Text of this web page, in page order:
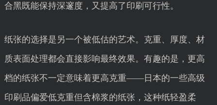
合黑既能保持深邃度，又提高了印刷可行性。
纸张的选择是另一个被低估的艺术。克重、厚度、材
质表面处理都会直接影响最终效果。有趣的是，更高
档的纸张不一定意味着更高克重——日本的一些高级
印刷品偏爱低克重但含棉浆的纸张，这种纸轻盈柔